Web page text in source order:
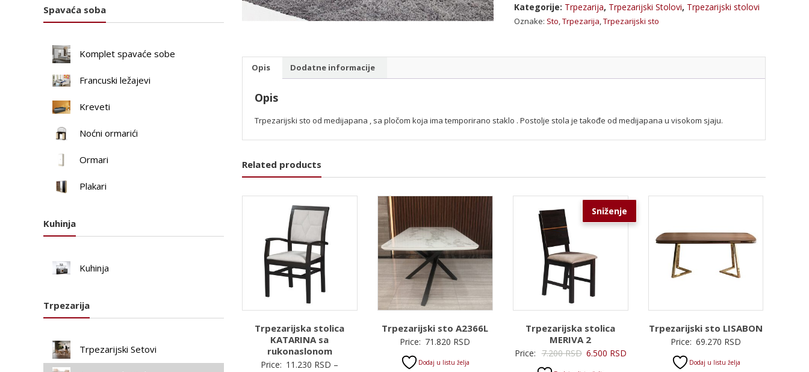
Crno
-
,
staklo
Kategorije: Trpezarija, Trpezarijski Stolovi, Trpezarijski stolovi
Oznake: Sto,Trpezarija,Trpezarijski sto
Opis Dodatne informacije
Opis
Trpezarijski sto od medijapana , sa pločom koja ima temporirano staklo . Postolje stola je takođe od medijapana u visokom sjaju.
Related products
Trpezarijska stolica
KATARINA sa
rukonaslonom
Price: 11.230 RSD –
Trpezarijski sto A2366L
Price: 71.820 RSD
Dodaj u listu želja
Sniženje
Trpezarijska stolica
MERIVA 2
Price: 7.200RSD Originalna
6.500 RSDTrenutna
Trpezarijski sto LISABON
Price: 69.270 RSD
Dodaj u listu želja
Spavaća soba
Komplet spavaće sobe
Francuski ležajevi
Kreveti
Noćni ormarići
Ormari
Plakari
Kuhinja
Kuhinja
Trpezarija
Trpezarijski Setovi